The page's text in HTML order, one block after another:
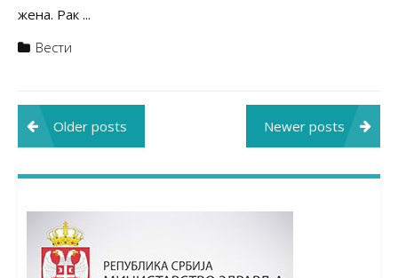
жена. Рак ...
Вести
Posts
navigation
Older posts Newer posts